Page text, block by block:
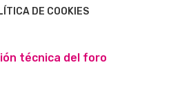
DE COOKIES
técnica del foro